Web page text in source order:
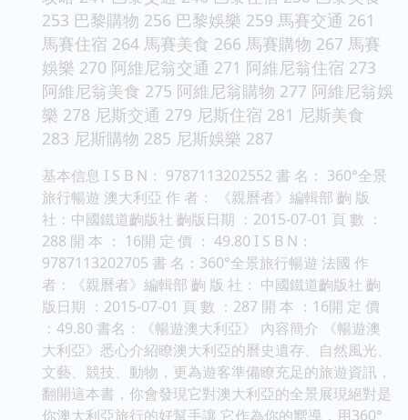
253 巴黎購物 256 巴黎娛樂 259 馬賽交通 261
馬賽住宿 264 馬賽美食 266 馬賽購物 267 馬賽
娛樂 270 阿維尼翁交通 271 阿維尼翁住宿 273
阿維尼翁美食 275 阿維尼翁購物 277 阿維尼翁娛
樂 278 尼斯交通 279 尼斯住宿 281 尼斯美食
283 尼斯購物 285 尼斯娛樂 287
基本信息 I S B N： 9787113202552 書 名： 360°全景
旅行暢遊 澳大利亞 作 者： 《親曆者》編輯部 齣 版
社：中國鐵道齣版社 齣版日期 ：2015-07-01 頁 數 ：
288 開 本 ： 16開 定 價 ： 49.80 I S B N：
9787113202705 書 名：360°全景旅行暢遊 法國 作
者：《親曆者》編輯部 齣 版 社： 中國鐵道齣版社 齣
版日期 ：2015-07-01 頁 數 ：287 開 本 ：16開 定 價
：49.80 書名：《暢遊澳大利亞》 內容簡介 《暢遊澳
大利亞》悉心介紹瞭澳大利亞的曆史遺存、自然風光、
文藝、競技、動物，更為遊客準備瞭充足的旅遊資訊，
翻開這本書，你會發現它對澳大利亞的全景展現絕對是
你澳大利亞旅行的好幫手讓 它作為你的嚮導，用360°